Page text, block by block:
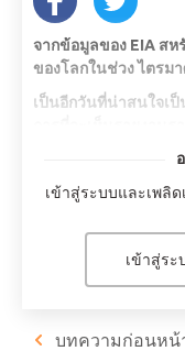
จากข้อมูลของ EIA สห
ของโลกในช่วง ไตรม
เป็นอีกวันที่น่าสนใจเป็
คริปโต ถูกดึงลงมาด้ว
ทั่วโลก ในวันพุธ ธนา
ดอกเบี้ย 75 จุด
ความคาดหวังสูงเกี่ย
เทคโนโลยี ได้สร้าง
เข้าสู่ระบบและเพลิ
เข้าสู่ระ
บทความก่อนหน้